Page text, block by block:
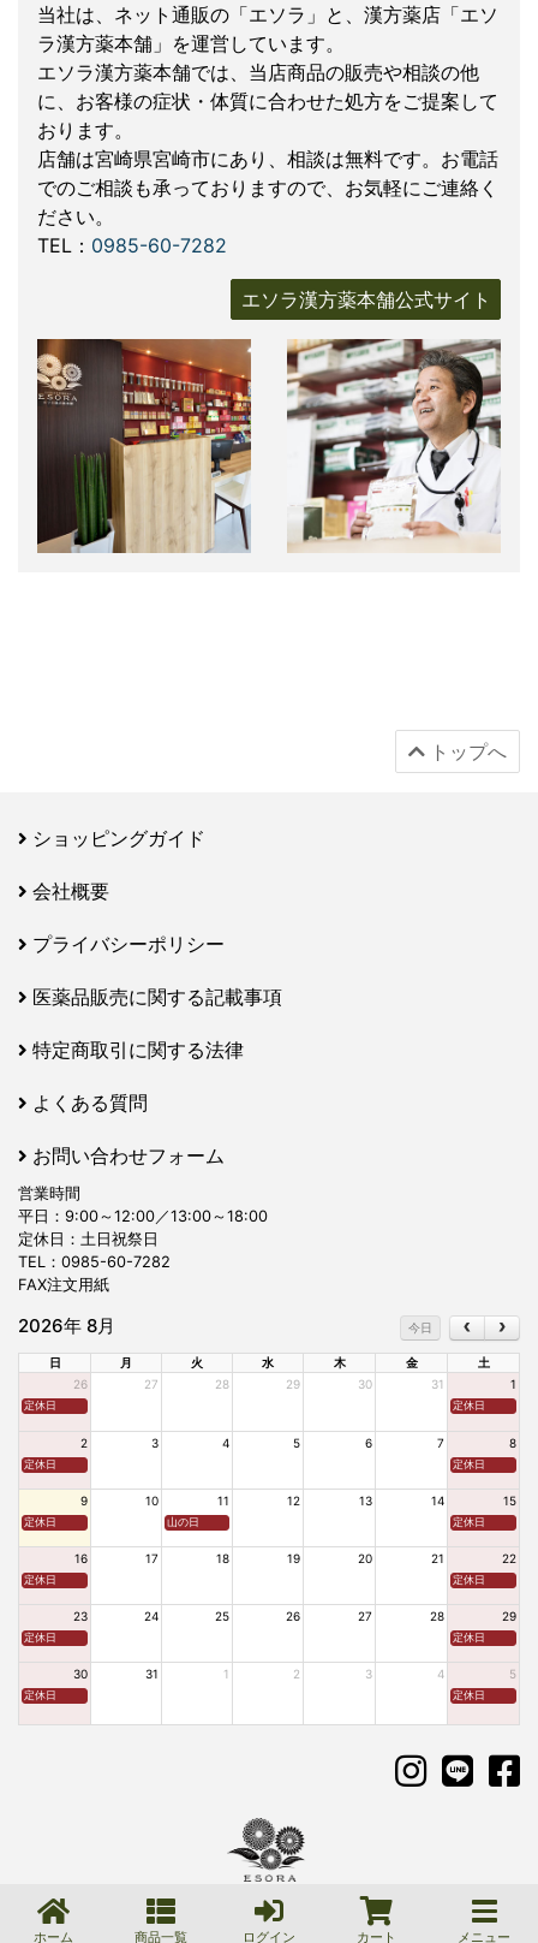
ホーム 商品一覧 ログイン カート メニュー
当社は、ネット通販の「エソラ」と、漢方薬店「エソ
ラ漢方薬本舗」を運営しています。
エソラ漢方薬本舗では、当店商品の販売や相談の他
に、お客様の症状・体質に合わせた処方をご提案して
おります。
店舗は宮崎県宮崎市にあり、相談は無料です。お電話
でのご相談も承っておりますので、お気軽にご連絡く
ださい。
TEL： 0985-60-7282
エソラ漢方薬本舗公式サイト
トップへ
ショッピングガイド
会社概要
プライバシーポリシー
医薬品販売に関する記載事項
特定商取引に関する法律
よくある質問
お問い合わせフォーム
営業時間
平日：9:00～12:00／13:00～18:00
定休日：土日祝祭日
TEL： 0985-60-7282
FAX注文用紙
2026年 8月 今日
日 月 火 水 木 金
土
26
27 28 29 30 31 1
定休日 定休日
2 3 4 5 6 7 8
定休日 定休日
9 10 11 12 13 14 15
定休日 山の日 定休日
16 17 18 19 20 21 22
定休日 定休日
23 24 25 26 27 28 29
定休日 定休日
30 31 1 2 3 4 5
定休日 定休日
©2011-2026 ESORA All Rights Reserved.
無断転載はご遠慮ください。